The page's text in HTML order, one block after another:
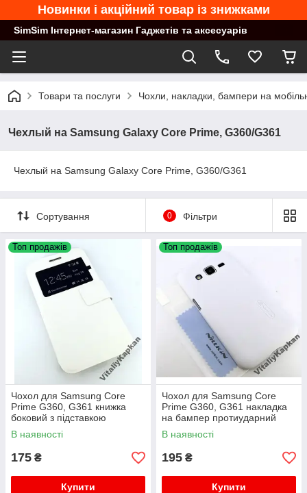
Новинки і акційний товар із знижками
SimSim Інтернет-магазин Гаджетів та аксесуарів
Товари та послуги Чохли, накладки, бампери на
Чехлый на Samsung Galaxy Core Prime, G360/G361
Чехлый на Samsung Galaxy Core Prime, G360/G361
Сортування 0 Фільтри
Топ продажів
Чохол для Samsung Core
Prime G360, G361 книжка
боковий з підставкою
протиударний Imperium
В наявності
175 ₴
Купити
Топ продажів
Чохол для Samsung Core
Prime G360, G361 накладка
на бампер протиударний
Nillkin + плівка
В наявності
195 ₴
Купити